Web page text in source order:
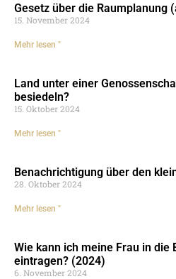
Gesetz über die Raumplanung
15. November 2024
Mehr lesen "
Land unter einer
besiedeln?
15. Oktober 2024
Mehr lesen "
Benachrichtigung über den
28. Oktober 2024
Mehr lesen "
Wie kann ich meine Frau in die
eintragen? (2024)
6. November 2024